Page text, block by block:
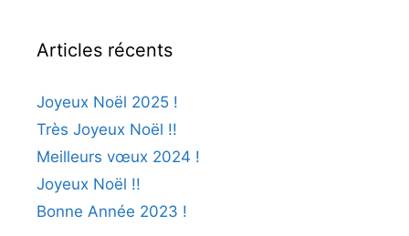
Articles récents
Joyeux Noël 2025 !
Très Joyeux Noël !!
Meilleurs vœux 2024 !
Joyeux Noël !!
Bonne Année 2023 !